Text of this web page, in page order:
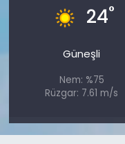
24°
Güneşli
Nem: %75
Rüzgar: 7.61 m/s